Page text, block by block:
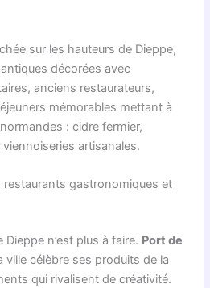
sur les hauteurs de Dieppe,
décorées avec
anciens restaurateurs,
mémorables mettant à
: cidre fermier,
artisanales.
gastronomiques et
n’est plus à faire. Port de
ville célèbre ses produits de la
qui rivalisent de créativité.